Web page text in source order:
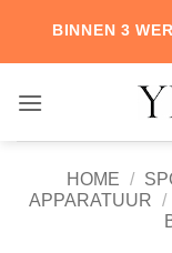
content
BINNEN 3
HOME /
APPARATUUR
/